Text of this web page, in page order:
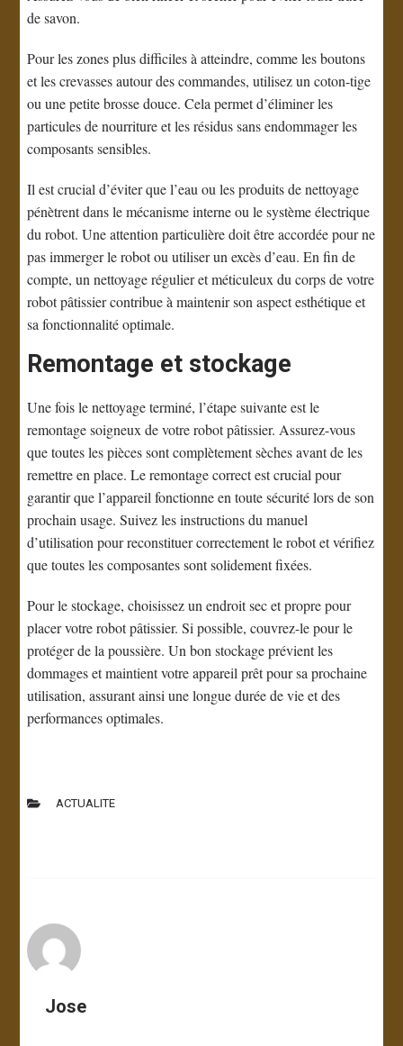
de savon.
Pour les zones plus difficiles à atteindre, comme les boutons
et les crevasses autour des commandes, utilisez un coton-tige
ou une petite brosse douce. Cela permet d’éliminer les
particules de nourriture et les résidus sans endommager les
composants sensibles.
Il est crucial d’éviter que l’eau ou les produits de nettoyage
pénètrent dans le mécanisme interne ou le système électrique
du robot. Une attention particulière doit être accordée pour ne
pas immerger le robot ou utiliser un excès d’eau. En fin de
compte, un nettoyage régulier et méticuleux du corps de votre
robot pâtissier contribue à maintenir son aspect esthétique et
sa fonctionnalité optimale.
Remontage et stockage
Une fois le nettoyage terminé, l’étape suivante est le
remontage soigneux de votre robot pâtissier. Assurez-vous
que toutes les pièces sont complètement sèches avant de les
remettre en place. Le remontage correct est crucial pour
garantir que l’appareil fonctionne en toute sécurité lors de son
prochain usage. Suivez les instructions du manuel
d’utilisation pour reconstituer correctement le robot et vérifiez
que toutes les composantes sont solidement fixées.
Pour le stockage, choisissez un endroit sec et propre pour
placer votre robot pâtissier. Si possible, couvrez-le pour le
protéger de la poussière. Un bon stockage prévient les
dommages et maintient votre appareil prêt pour sa prochaine
utilisation, assurant ainsi une longue durée de vie et des
performances optimales.
ACTUALITE
Jose